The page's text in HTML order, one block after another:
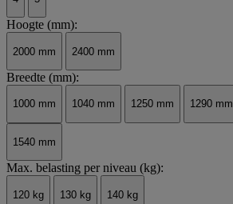
Hoogte (mm):
2000 mm 2400 mm
Breedte (mm):
1000 mm 1040 mm 1250 mm 1290 mm
1540 mm
Max. belasting per niveau (kg):
120 kg 130 kg 140 kg